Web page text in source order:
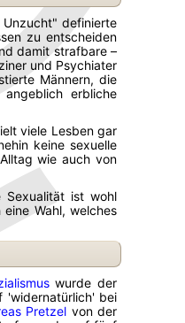
definierte
zu entscheiden
damit strafbare –
und Psychiater
Männern, die
angeblich erbliche
viele Lesben gar
keine sexuelle
wie auch von
Sexualität ist wohl
Wahl, welches
wurde der
'widernatürlich' bei
Pretzel von der